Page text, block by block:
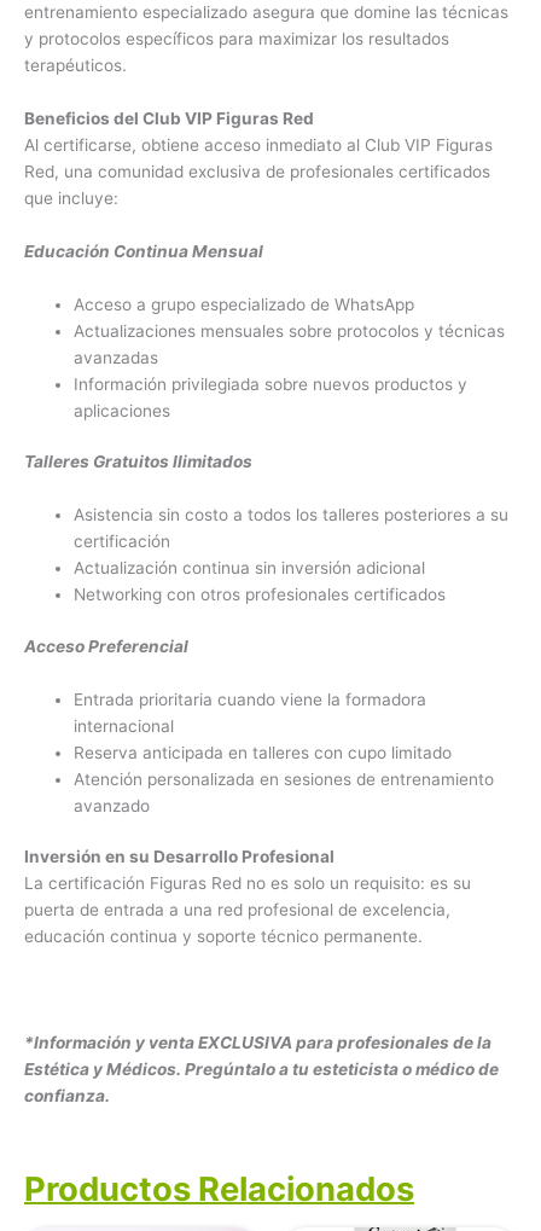
entrenamiento especializado asegura que domine las técnicas
y protocolos específicos para maximizar los resultados
terapéuticos.
Beneficios del Club VIP Figuras Red
Al certificarse, obtiene acceso inmediato al Club VIP Figuras
Red, una comunidad exclusiva de profesionales certificados
que incluye:
Educación Continua Mensual
Acceso a grupo especializado de WhatsApp
Actualizaciones mensuales sobre protocolos y técnicas
avanzadas
Información privilegiada sobre nuevos productos y
aplicaciones
Talleres Gratuitos Ilimitados
Asistencia sin costo a todos los talleres posteriores a su
certificación
Actualización continua sin inversión adicional
Networking con otros profesionales certificados
Acceso Preferencial
Entrada prioritaria cuando viene la formadora
internacional
Reserva anticipada en talleres con cupo limitado
Atención personalizada en sesiones de entrenamiento
avanzado
Inversión en su Desarrollo Profesional
La certificación Figuras Red no es solo un requisito: es su
puerta de entrada a una red profesional de excelencia,
educación continua y soporte técnico permanente.
*Información y venta EXCLUSIVA para profesionales de la
Estética y Médicos. Pregúntalo a tu esteticista o médico de
confianza.
Productos Relacionados